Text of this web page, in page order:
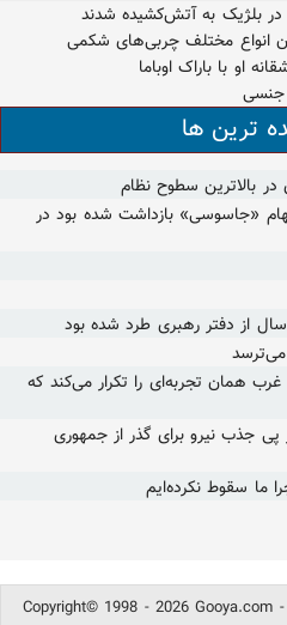
بلژیک به آتش‌کشیده شدند
انواع مختلف چربی‌های شکمی
او با باراک اوباما
جنسی
ترین ها
بالاترین سطوح نظام
«جاسوسی» بازداشت شده بود در
از دفتر رهبری طرد شده بود
غرب همان تجربه‌ای را تکرار می‌کند که
پی جذب نیرو برای گذر از جمهوری
ما سقوط نکرده‌ایم